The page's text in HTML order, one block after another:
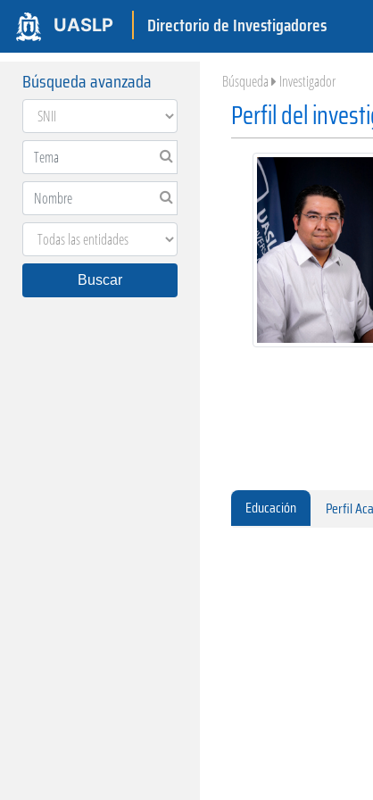
UASLP Directorio de Investigadores
Búsqueda avanzada
Buscar
Búsqueda Investigador
Perfil del
Educación Perfil